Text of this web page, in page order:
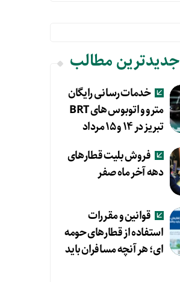
جدیدترین مطالب
خدمات رسانی رایگان
مترو و اتوبوس های BRT
تبریز در ۱۴ و ۱۵ مرداد
فروش بلیت قطارهای
دهه آخر ماه صفر
قوانین و مقررات
استفاده از قطارهای حومه
ای؛ هر آنچه مسافران باید